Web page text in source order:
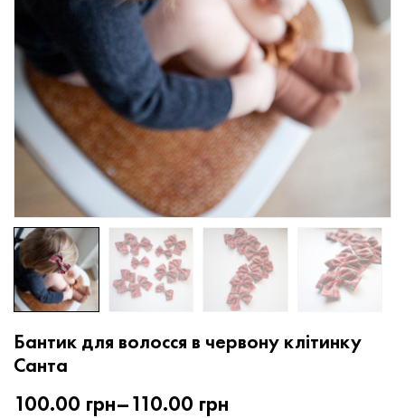
Бантик для волосся в червону клітинку
Санта
100.00 грн–110.00 грн